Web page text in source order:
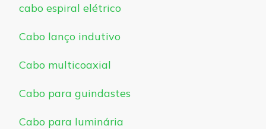
cabo espiral elétrico
Cabo lanço indutivo
Cabo multicoaxial
Cabo para guindastes
Cabo para luminária